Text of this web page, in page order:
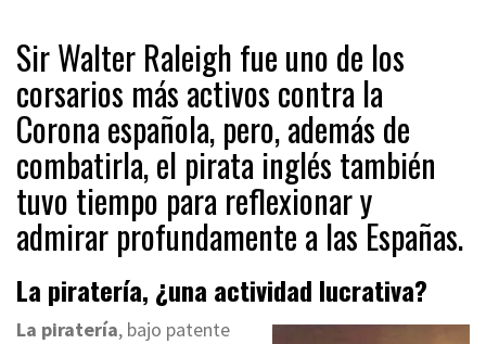
Sir Walter Raleigh fue uno de los
corsarios más activos contra la
Corona española, pero, además de
combatirla, el pirata inglés también
tuvo tiempo para reflexionar y
admirar profundamente a las Españas.
La piratería, ¿una actividad lucrativa?
La piratería, bajo patente